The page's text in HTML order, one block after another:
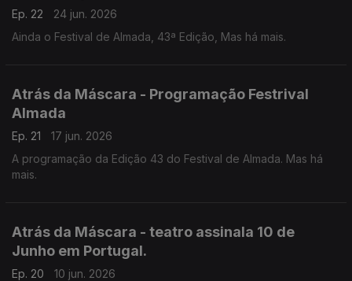
Ep. 22
24 jun. 2026
Ainda o Festival de Almada, 43ª Edição, Mas há mais.
Atrás da Máscara - Programação Festrival
Almada
Ep. 21
17 jun. 2026
A programação da Edição 43 do Festival de Almada. Mas há
mais.
Atrás da Máscara - teatro assinala 10 de
Junho em Portugal.
Ep. 20
10 jun. 2026